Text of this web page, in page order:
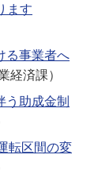
ます
る事業者へ
経済課）
う助成金制
転区間の変